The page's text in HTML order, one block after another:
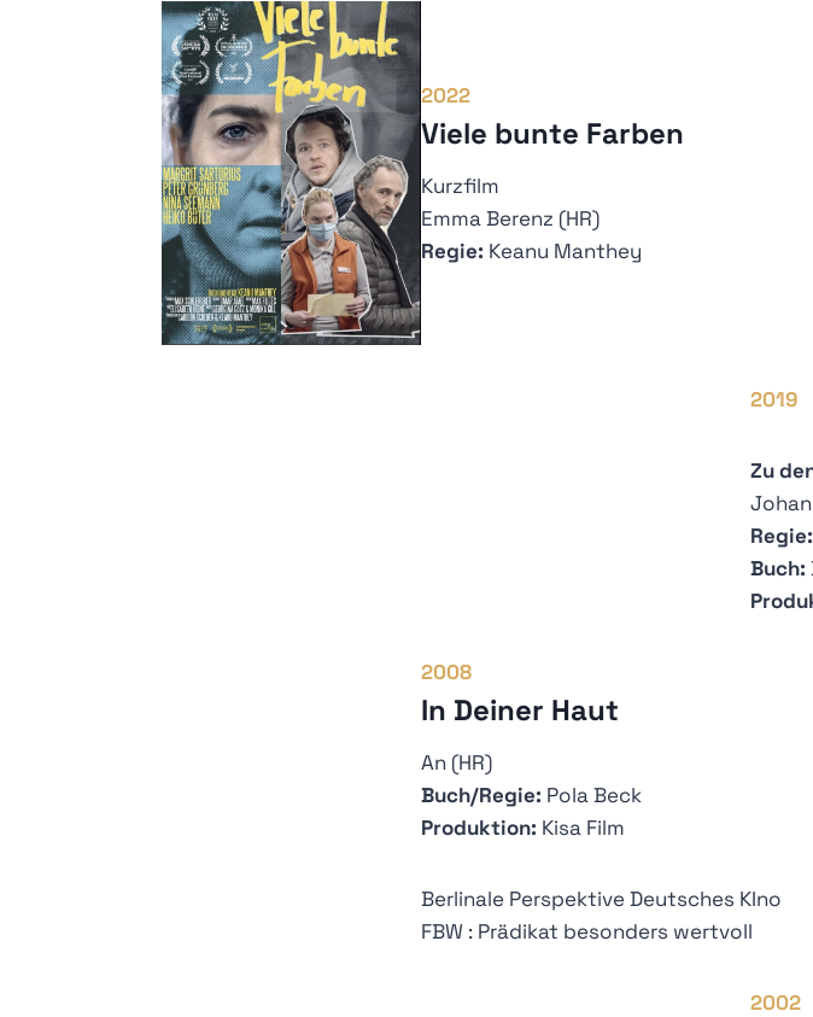
2022
Viele bunte Farben
Kurzfilm
Emma Berenz (HR)
Regie: Keanu Manthey
2019
Zu
Regie:
Buch:
2008
In Deiner Haut
An (HR)
Buch/Regie: Pola Beck
Produktion: Kisa Film
Berlinale Perspektive Deutsches KIno
FBW : Prädikat besonders wertvoll
2002